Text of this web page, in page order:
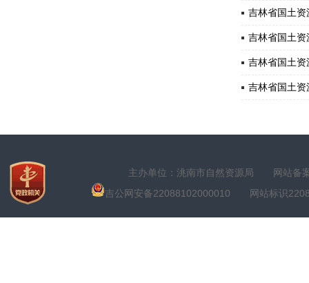
吉林省国土
吉林省国土
吉林省国土
吉林省国土
主办单位：洮南市自然资源局
网站备
吉公网安备22088102000010 网站标识